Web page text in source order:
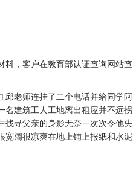
料，客户在教育部认证查询网站查
邱老师连挂了二个电话并给同学阿
名建筑工人工地离出租屋并不远拐
找寻父亲的身影无奈一次次令他失
阔很凉爽在地上铺上报纸和水泥